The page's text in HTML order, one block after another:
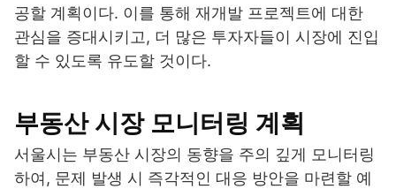
공할 계획이다. 이를 통해 재개발 프로젝트에 대한
관심을 증대시키고, 더 많은 투자자들이 시장에 진입
할 수 있도록 유도할 것이다.
부동산 시장 모니터링 계획
서울시는 부동산 시장의 동향을 주의 깊게 모니터링
하여, 문제 발생 시 즉각적인 대응 방안을 마련할 예